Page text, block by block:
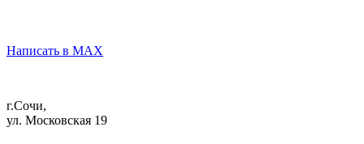
Написать в MAX
г.Сочи,
ул. Московская 19